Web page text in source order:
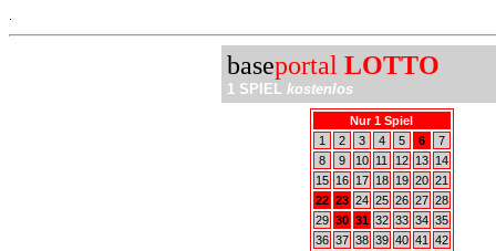
baseportal LOTTO
1 SPIEL kostenlos
Nur 1 Spiel
1
2 3 4 5 6
7
8
9 10 11 12 13
14
15
16 17 18 19 20 21
22 23 24 25 26 27 28
29 30 31 32 33 34 35
36 37 38 39 40 41
42